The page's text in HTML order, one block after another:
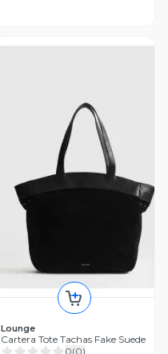
Lounge
Cartera Tote Tachas Fake Suede
0(0)